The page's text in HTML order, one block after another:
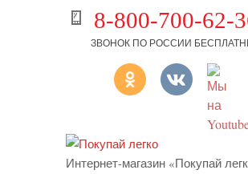
8-800-700-62-
ЗВОНОК ПО РОССИИ
Интернет-магазин «Покупай